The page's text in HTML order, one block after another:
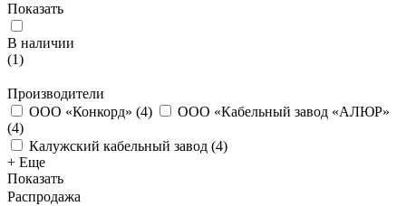
Показать
В наличии
(1)
Производители
ООО «Конкорд» (4)
ООО «Кабельный завод «АЛЮР»
(4)
Калужский кабельный завод (4)
+ Еще
Показать
Распродажа